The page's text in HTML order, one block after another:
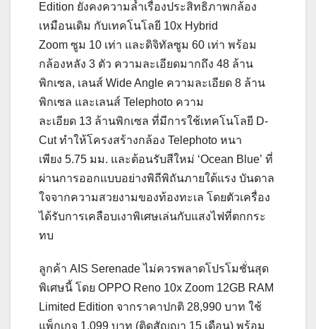
Edition ยังคงความล้ำเรื่องประสิทธิภาพกล้อง
เหมือนเดิม กับเทคโนโลยี 10x Hybrid
Zoom ซูม 10 เท่า และดิจิทัลซูม 60 เท่า พร้อม
กล้องหลัง 3 ตัว ความละเอียดมากถึง 48 ล้าน
พิกเซล, เลนส์ Wide Angle ความละเอียด 8 ล้าน
พิกเซล และเลนส์ Telephoto ความ
ละเอียด 13 ล้านพิกเซล ที่มีการใช้เทคโนโลยี D-
Cut ทำให้โครงสร้างกล้อง Telephoto หนา
เพียง 5.75 มม. และต้อนรับสีใหม่ ‘Ocean Blue’ ที่
ผ่านการออกแบบอย่างพิถีพิถันภายใต้แรง บันดาล
ใจจากความสวยงามของท้องทะเล โดยตัวเครื่อง
ได้รับการเคลือบเงาพิเศษเล่นกับแสงไฟที่ตกกระ
ทบ
ลูกค้า AIS Serenade ไม่ควรพลาดโปรโมชั่นสุด
พิเศษนี้ โดย OPPO Reno 10x Zoom 12GB RAM
Limited Edition จากราคาปกติ 28,990 บาท ใช้
แพ็กเกจ 1,099 บาท (ติดสัญญา 15 เดือน) พร้อม